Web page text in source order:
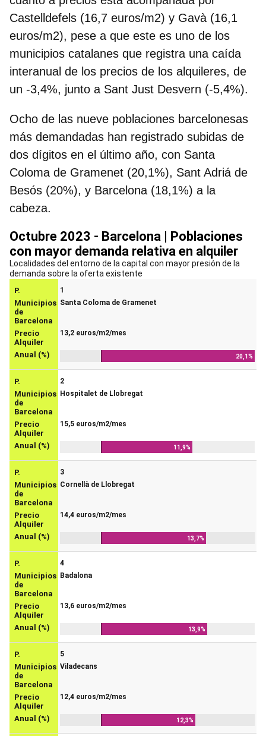
Castelldefels (16,7 euros/m2) y Gavà (16,1
euros/m2), pese a que este es uno de los
municipios catalanes que registra una caída
interanual de los precios de los alquileres, de
un -3,4%, junto a Sant Just Desvern (-5,4%).
Ocho de las nueve poblaciones barcelonesas
más demandadas han registrado subidas de
dos dígitos en el último año, con Santa
Coloma de Gramenet (20,1%), Sant Adriá de
Besós (20%), y Barcelona (18,1%) a la
cabeza.